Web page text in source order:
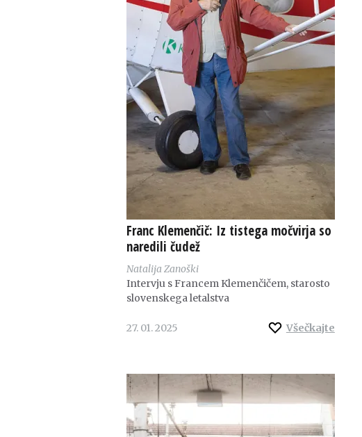
Franc Klemenčič: Iz tistega močvirja so
naredili čudež
Natalija Zanoški
Intervju s Francem Klemenčičem, starosto
slovenskega letalstva
Všečkajte
27. 01. 2025